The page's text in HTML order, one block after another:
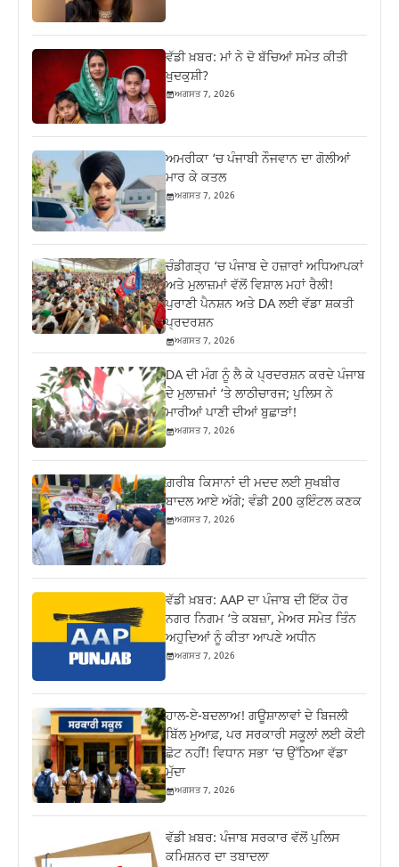
ਵੱਡੀ ਖ਼ਬਰ: ਮਾਂ ਨੇ ਦੋ ਬੱਚਿਆਂ ਸਮੇਤ ਕੀਤੀ
ਖੁਦਕੁਸ਼ੀ?
ਅਗਸਤ 7, 2026
ਅਮਰੀਕਾ ‘ਚ ਪੰਜਾਬੀ ਨੌਜਵਾਨ ਦਾ ਗੋਲੀਆਂ
ਮਾਰ ਕੇ ਕਤਲ
ਅਗਸਤ 7, 2026
ਚੰਡੀਗੜ੍ਹ ‘ਚ ਪੰਜਾਬ ਦੇ ਹਜ਼ਾਰਾਂ ਅਧਿਆਪਕਾਂ
ਅਤੇ ਮੁਲਾਜ਼ਮਾਂ ਵੱਲੋਂ ਵਿਸ਼ਾਲ ਮਹਾਂ ਰੈਲੀ!
ਪੁਰਾਣੀ ਪੈਨਸ਼ਨ ਅਤੇ DA ਲਈ ਵੱਡਾ ਸ਼ਕਤੀ
ਪ੍ਰਦਰਸ਼ਨ
ਅਗਸਤ 7, 2026
DA ਦੀ ਮੰਗ ਨੂੰ ਲੈ ਕੇ ਪ੍ਰਦਰਸ਼ਨ ਕਰਦੇ ਪੰਜਾਬ
ਦੇ ਮੁਲਾਜ਼ਮਾਂ ‘ਤੇ ਲਾਠੀਚਾਰਜ; ਪੁਲਿਸ ਨੇ
ਮਾਰੀਆਂ ਪਾਣੀ ਦੀਆਂ ਬੁਛਾੜਾਂ!
ਅਗਸਤ 7, 2026
ਗ਼ਰੀਬ ਕਿਸਾਨਾਂ ਦੀ ਮਦਦ ਲਈ ਸੁਖਬੀਰ
ਬਾਦਲ ਆਏ ਅੱਗੇ; ਵੰਡੀ 200 ਕੁਇੰਟਲ ਕਣਕ
ਅਗਸਤ 7, 2026
ਵੱਡੀ ਖ਼ਬਰ: AAP ਦਾ ਪੰਜਾਬ ਦੀ ਇੱਕ ਹੋਰ
ਨਗਰ ਨਿਗਮ ‘ਤੇ ਕਬਜ਼ਾ, ਮੇਅਰ ਸਮੇਤ ਤਿੰਨ
ਅਹੁਦਿਆਂ ਨੂੰ ਕੀਤਾ ਆਪਣੇ ਅਧੀਨ
ਅਗਸਤ 7, 2026
ਹਾਲ-ਏ-ਬਦਲਾਅ! ਗਊਸ਼ਾਲਾਵਾਂ ਦੇ ਬਿਜਲੀ
ਬਿੱਲ ਮੁਆਫ਼, ਪਰ ਸਰਕਾਰੀ ਸਕੂਲਾਂ ਲਈ ਕੋਈ
ਛੋਟ ਨਹੀਂ! ਵਿਧਾਨ ਸਭਾ ‘ਚ ਉੱਠਿਆ ਵੱਡਾ
ਮੁੱਦਾ
ਅਗਸਤ 7, 2026
ਵੱਡੀ ਖ਼ਬਰ: ਪੰਜਾਬ ਸਰਕਾਰ ਵੱਲੋਂ ਪੁਲਿਸ
ਕਮਿਸ਼ਨਰ ਦਾ ਤਬਾਦਲਾ